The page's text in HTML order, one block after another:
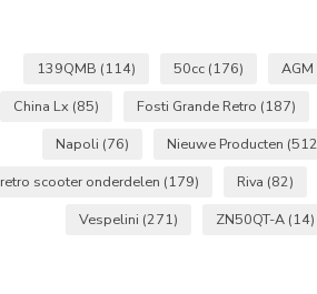
139QMB (114) 50cc (176)
China Lx (85) Fosti Grande Retro (187)
Napoli (76) Nieuwe Producten
retro scooter onderdelen (179) Riva (82)
Vespelini (271) ZN50QT-A (14)